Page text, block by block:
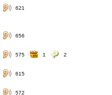
621
656
575 1 2
615
572